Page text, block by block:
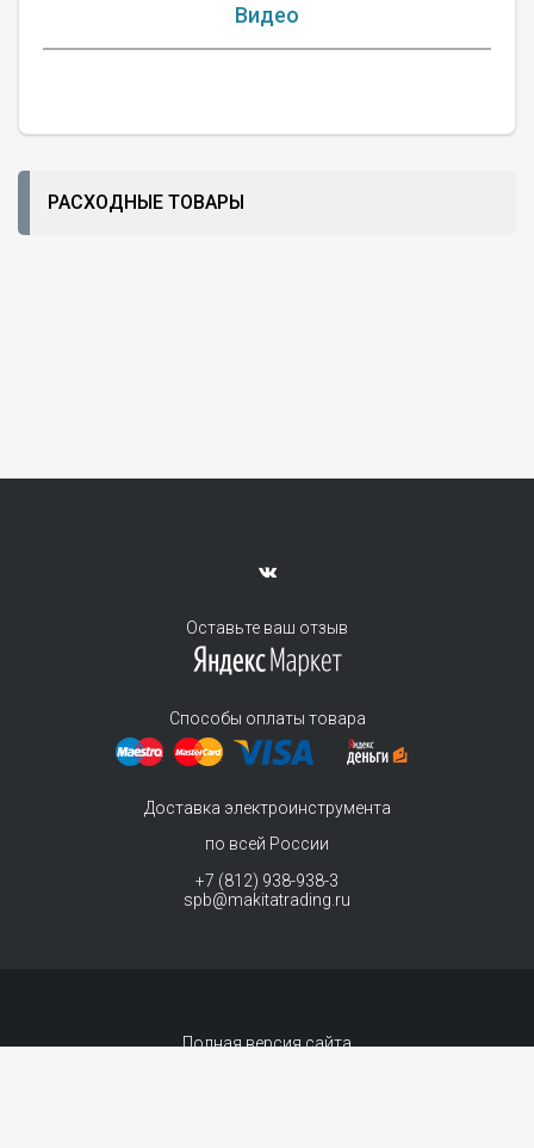
Видео
РАСХОДНЫЕ ТОВАРЫ
Оставьте ваш отзыв
Способы оплаты товара
Доставка электроинструмента
по всей России
+7 (812) 938-938-3
spb@makitatrading.ru
Полная версия сайта